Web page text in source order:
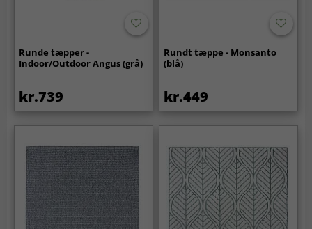
Runde tæpper -
Indoor/Outdoor Angus (grå)
kr.739
Rundt tæppe - Monsanto
(blå)
kr.449